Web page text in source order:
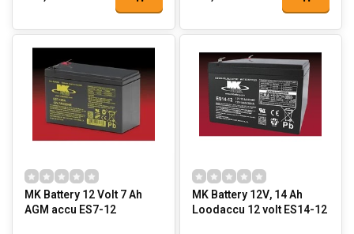
MK Battery 12 Volt 7 Ah
AGM accu ES7-12
MK Battery 12V, 14 Ah
Loodaccu 12 volt ES14-12